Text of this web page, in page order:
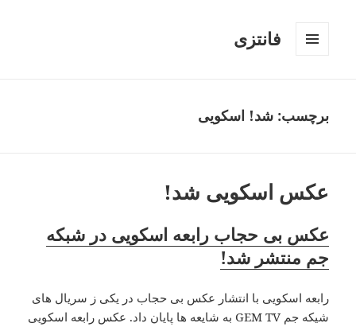
فانتزی
برچسب: شد! اسکویی
عکس اسکویی شد!
عکس بی حجاب رابعه اسکویی در شبکه
جم منتشر شد!
رابعه اسکویی با انتشار عکس بی حجاب در یکی ز سریال های
شیکه جم GEM TV به شایعه ها پایان داد. عکس رابعه اسکویی